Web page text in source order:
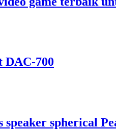
DAC-700
speaker spherical